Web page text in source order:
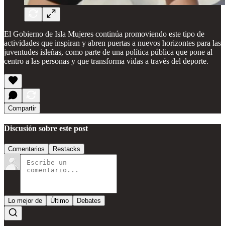
El Gobierno de Isla Mujeres continúa promoviendo este tipo de
actividades que inspiran y abren puertas a nuevos horizontes para las
juventudes isleñas, como parte de una política pública que pone al
centro a las personas y que transforma vidas a través del deporte.
Compartir
Discusión sobre este post
Comentarios Restacks
Lo mejor de Último Debates